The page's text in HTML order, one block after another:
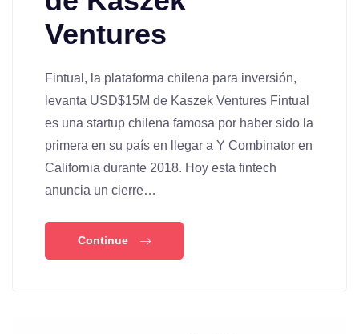
Ventures
Fintual, la plataforma chilena para inversión,
levanta USD$15M de Kaszek Ventures Fintual
es una startup chilena famosa por haber sido la
primera en su país en llegar a Y Combinator en
California durante 2018. Hoy esta fintech
anuncia un cierre…
Continue